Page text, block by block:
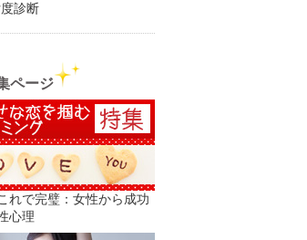
診断
ページ
れで完璧：女性から成功
心理